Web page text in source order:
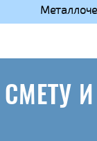
СМЕТУ